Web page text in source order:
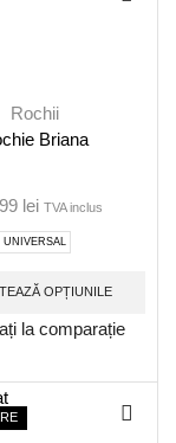
Rochii
Briana
lei TVA inclus
UNIVERSAL
OPȚIUNILE
la comparație